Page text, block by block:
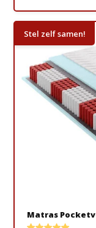
Stel zelf samen!
Matras